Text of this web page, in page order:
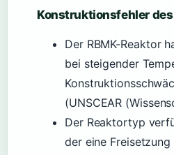
Konstruktionsfehler des
Der RBMK-Reaktor
bei steigender
(UNSCEAR
Der Reaktortyp
der eine